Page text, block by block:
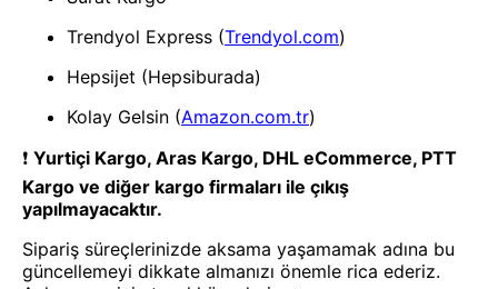
Mikrofon
İçin Kablosuz Çift Yaka
Mikrofon